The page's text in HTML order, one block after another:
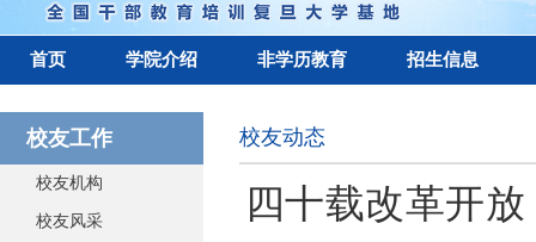
首页 学院介绍 非学历教育 招生信息
校友工作
校友机构
校友风采
校友动态
四十载改革开